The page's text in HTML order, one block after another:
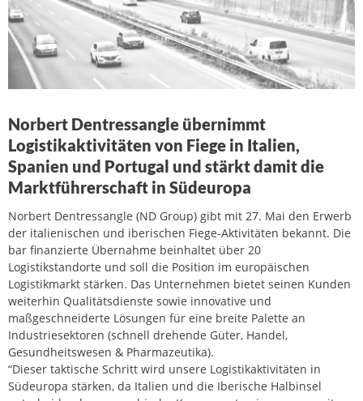
Norbert Dentressangle übernimmt
Logistikaktivitäten von Fiege in Italien,
Spanien und Portugal und stärkt damit die
Marktführerschaft in Südeuropa
Norbert Dentressangle (ND Group) gibt mit 27. Mai den Erwerb
der italienischen und iberischen Fiege-Aktivitäten bekannt. Die
bar finanzierte Übernahme beinhaltet über 20
Logistikstandorte und soll die Position im europäischen
Logistikmarkt stärken. Das Unternehmen bietet seinen Kunden
weiterhin Qualitätsdienste sowie innovative und
maßgeschneiderte Lösungen für eine breite Palette an
Industriesektoren (schnell drehende Güter, Handel,
Gesundheitswesen & Pharmazeutika).
“Dieser taktische Schritt wird unsere Logistikaktivitäten in
Südeuropa stärken, da Italien und die Iberische Halbinsel